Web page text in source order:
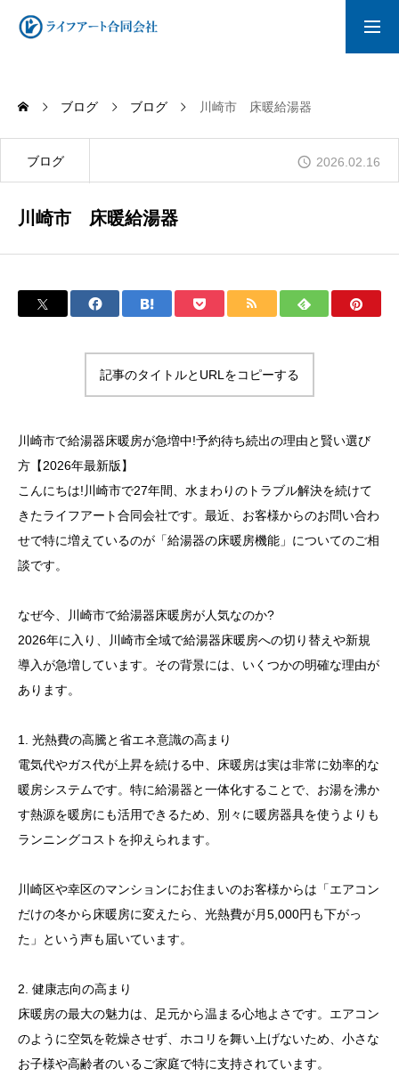
トップページ
水道工事
内装工事
リフォーム
会社概要
採用情報
お問い合わせ
プライバシーポリシー
ブログ ブログ 川崎市 床暖給湯器
ブログ 2026.02.16
川崎市 床暖給湯器
記事のタイトルとURLをコピーする
川崎市で給湯器床暖房が急増中!予約待ち続出の理由と賢い選び
方【2026年最新版】
こんにちは!川崎市で27年間、水まわりのトラブル解決を続けて
きたライフアート合同会社です。最近、お客様からのお問い合わ
せで特に増えているのが「給湯器の床暖房機能」についてのご相
談です。
なぜ今、川崎市で給湯器床暖房が人気なのか?
2026年に入り、川崎市全域で給湯器床暖房への切り替えや新規
導入が急増しています。その背景には、いくつかの明確な理由が
あります。
1. 光熱費の高騰と省エネ意識の高まり
電気代やガス代が上昇を続ける中、床暖房は実は非常に効率的な
暖房システムです。特に給湯器と一体化することで、お湯を沸か
す熱源を暖房にも活用できるため、別々に暖房器具を使うよりも
ランニングコストを抑えられます。
川崎区や幸区のマンションにお住まいのお客様からは「エアコン
だけの冬から床暖房に変えたら、光熱費が月5,000円も下がっ
た」という声も届いています。
2. 健康志向の高まり
床暖房の最大の魅力は、足元から温まる心地よさです。エアコン
のように空気を乾燥させず、ホコリを舞い上げないため、小さな
お子様や高齢者のいるご家庭で特に支持されています。